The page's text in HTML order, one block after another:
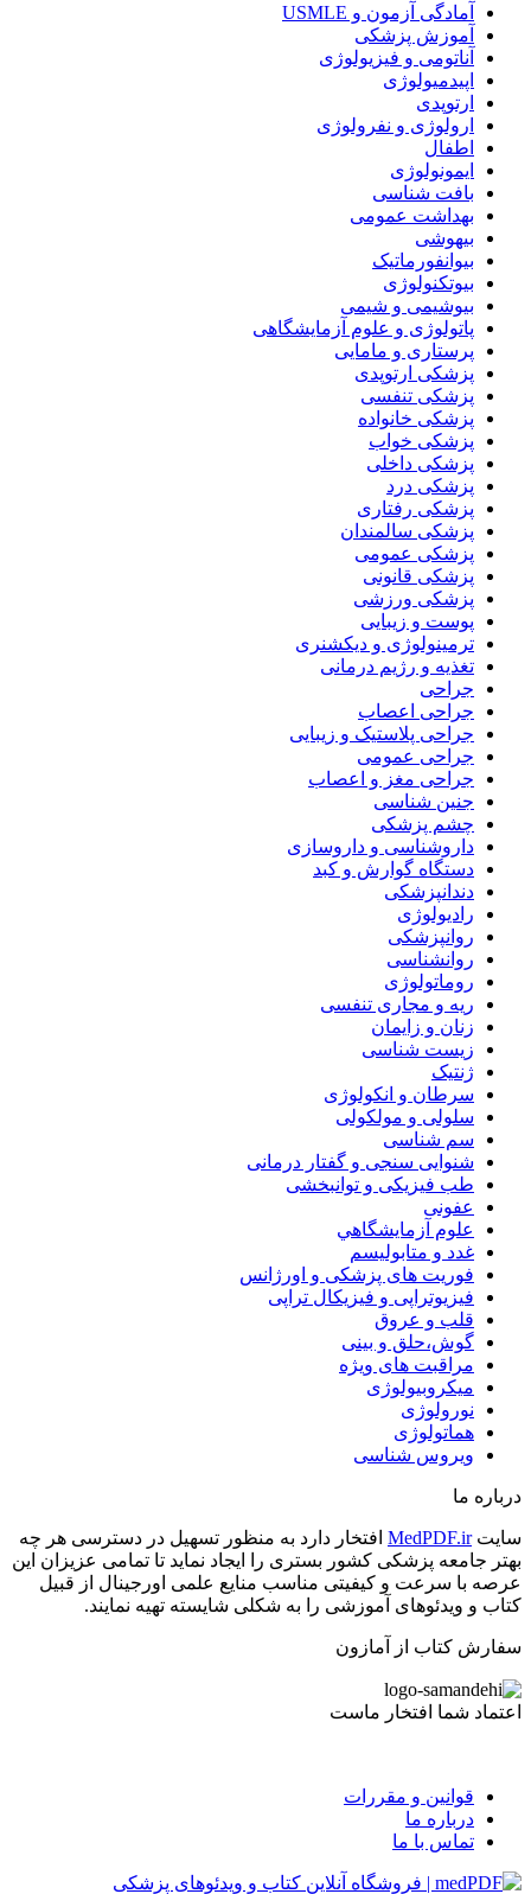
آمادگی آزمون و USMLE
آموزش پزشکی
آناتومی و فیزیولوژی
اپیدمیولوژی
ارتوپدی
ارولوژی و نفرولوژی
اطفال
ایمونولوژی
بافت شناسی
بهداشت عمومی
بیهوشی
بیوانفورماتیک
بیوتکنولوژی
بیوشیمی و شیمی
پاتولوژی و علوم آزمایشگاهی
پرستاری و مامایی
پزشکی ارتوپدی
پزشکی تنفسی
پزشکی خانواده
پزشکی خواب
پزشکی داخلی
پزشکی درد
پزشکی رفتاری
پزشکی سالمندان
پزشکی عمومی
پزشکی قانونی
پزشکی ورزشی
پوست و زیبایی
ترمینولوژی و دیکشنری
تغذیه و رژیم درمانی
جراحی
جراحی اعصاب
جراحی پلاستیک و زیبایی
جراحی عمومی
جراحی مغز و اعصاب
جنین شناسی
چشم پزشکی
داروشناسی و داروسازی
دستگاه گوارش و کبد
دندانپزشکی
رادیولوژی
روانپزشکی
روانشناسی
روماتولوژی
ریه و مجاری تنفسی
زنان و زایمان
زیست شناسی
ژنتیک
سرطان و انکولوژی
سلولی و مولکولی
سم شناسی
شنوایی سنجی و گفتار درمانی
طب فیزیکی و توانبخشی
عفونی
علوم آزمايشگاهي
غدد و متابولیسم
فوریت های پزشکی و اورژانس
فیزیوتراپی و فیزیکال تراپی
قلب و عروق
گوش،حلق و بینی
مراقبت های ویژه
میکروبیولوژی
نورولوژی
هماتولوژی
ویروس شناسی
درباره ما
سایتMedPDF.ir افتخار دارد به منظور تسهیل در دسترسی هر چه
بهتر جامعه پزشکی کشور بستری را ایجاد نماید تا تمامی عزیزان این
عرصه با سرعت و کیفیتی مناسب منایع علمی اورجینال از قبیل
کتاب و ویدئوهای آموزشی را به شکلی شایسته تهیه نمایند.
سفارش کتاب از آمازون
اعتماد شما افتخار ماست
قوانین و مقررات
درباره ما
تماس با ما